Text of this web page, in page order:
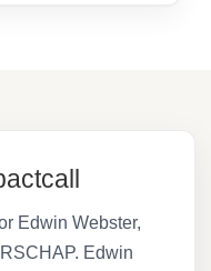
Edwin Webster,
Edwin